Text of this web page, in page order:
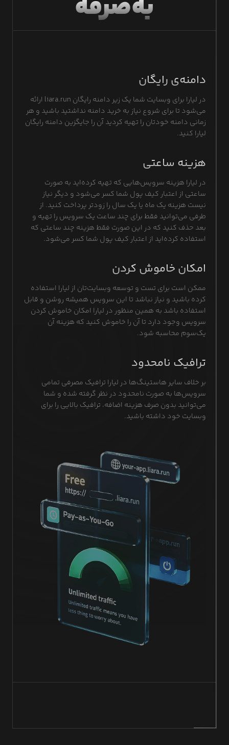
دامنه‌ی رایگان
در لیارا برای وبسایت شما یک زیر دامنه رایگان liara.run ارائه
می‌شود تا برای شروع نیاز به خرید دامنه نداشتید باشید و هر
زمانی دامنه خودتان را تهیه کردید آن را جایگزین دامنه رایگان
لیارا کنید.
هزینه ساعتی
در لیارا هزینه‌ سرویس‌هایی که تهیه کرده‌اید به صورت
ساعتی از اعتبار کیف پول شما کسر می‌شود و دیگر نیاز
نیست هزینه یک ماه یا یک سال را زودتر پرداخت کنید. از
طرفی می‌توانید فقط برای چند ساعت یک سرویس را تهیه و
بعد حذف کنید که در این صورت فقط هزینه چند ساعتی که
استفاده کرده‌اید از اعتبار کیف پول شما کسر می‌شود.
امکان خاموش کردن
ممکن است برای تست و توسعه وبسایت‌تان از لیارا استفاده
کرده باشید و نیاز نباشد تا این سرویس همیشه روشن و قابل
استفاده باشد به همین منظور در لیارا امکان خاموش کردن
سرویس وجود دارد تا آن را خاموش کنید که هزینه آن
یک‌سوم محاسبه شود.
ترافیک نامحدود
بر خلاف سایر هاستینگ‌ها در لیارا ترافیک مصرفی تمامی
سرویس‌ها به صورت نامحدود در نظر گرفته شده و شما
می‌توانید بدون صرف هزینه اضافه، ترافیک بالایی را برای
وبسایت خود داشته باشید.